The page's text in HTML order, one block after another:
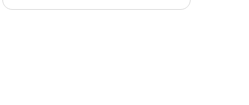
el hotel hasta que encuentres nueva casa o B) te hará